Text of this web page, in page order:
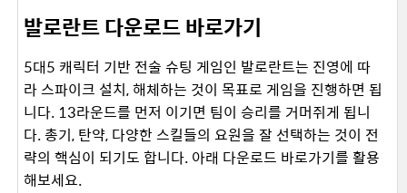
발로란트 다운로드 바로가기
5대5 캐릭터 기반 전술 슈팅 게임인 발로란트는 진영에 따
라 스파이크 설치, 해체하는 것이 목표로 게임을 진행하면 됩
니다. 13라운드를 먼저 이기면 팀이 승리를 거머쥐게 됩니
다. 총기, 탄약, 다양한 스킬들의 요원을 잘 선택하는 것이 전
략의 핵심이 되기도 합니다. 아래 다운로드 바로가기를 활용
해보세요.